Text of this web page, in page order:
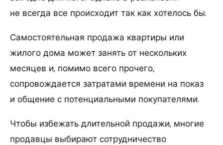
не всегда все происходит так как хотелось бы.
Самостоятельная продажа квартиры или
жилого дома может занять от нескольких
месяцев и, помимо всего прочего,
сопровождается затратами времени на показ
и общение с потенциальными покупателями.
Чтобы избежать длительной продажи, многие
продавцы выбирают сотрудничество